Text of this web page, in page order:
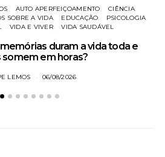
AUTO APERFEIÇOAMENTO
CIÊNCIA
SOBRE A VIDA EDUCAÇÃO
PSICOLOGIA
VIDA E VIVER VIDA SAUDÁVEL
duram a vida toda e
somem em horas?
LEMOS 06/08/2026